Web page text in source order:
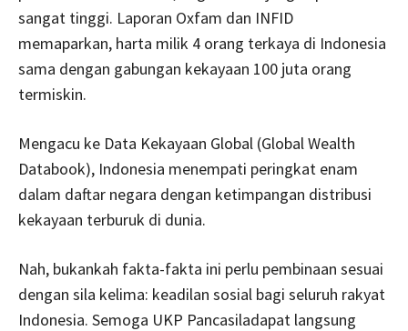
sangat tinggi. Laporan Oxfam dan INFID
memaparkan, harta milik 4 orang terkaya di Indonesia
sama dengan gabungan kekayaan 100 juta orang
termiskin.
Mengacu ke Data Kekayaan Global (Global Wealth
Databook), Indonesia menempati peringkat enam
dalam daftar negara dengan ketimpangan distribusi
kekayaan terburuk di dunia.
Nah, bukankah fakta-fakta ini perlu pembinaan sesuai
dengan sila kelima: keadilan sosial bagi seluruh rakyat
Indonesia. Semoga UKP Pancasiladapat langsung